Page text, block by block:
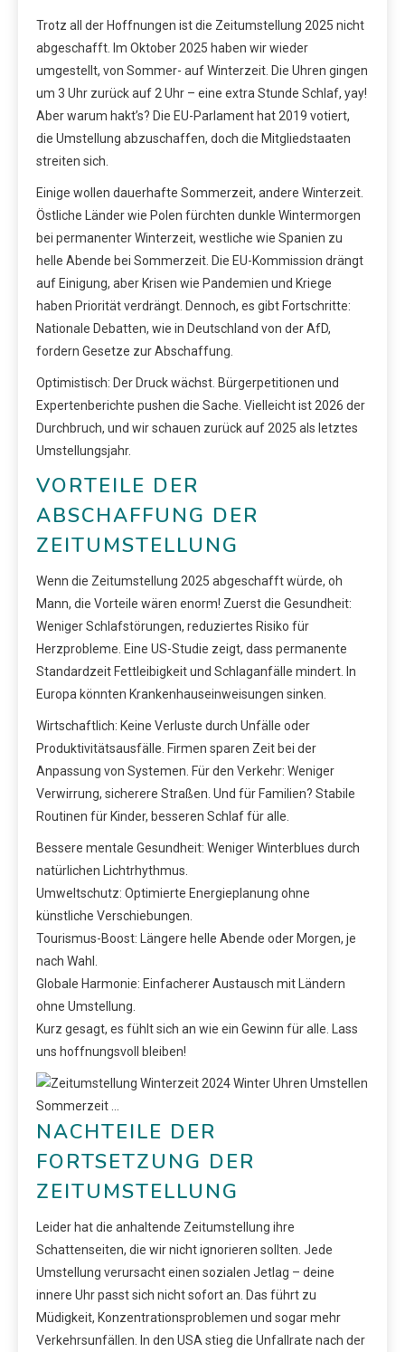
Trotz all der Hoffnungen ist die Zeitumstellung 2025 nicht
abgeschafft. Im Oktober 2025 haben wir wieder
umgestellt, von Sommer- auf Winterzeit. Die Uhren gingen
um 3 Uhr zurück auf 2 Uhr – eine extra Stunde Schlaf, yay!
Aber warum hakt’s? Die EU-Parlament hat 2019 votiert,
die Umstellung abzuschaffen, doch die Mitgliedstaaten
streiten sich.
Einige wollen dauerhafte Sommerzeit, andere Winterzeit.
Östliche Länder wie Polen fürchten dunkle Wintermorgen
bei permanenter Winterzeit, westliche wie Spanien zu
helle Abende bei Sommerzeit. Die EU-Kommission drängt
auf Einigung, aber Krisen wie Pandemien und Kriege
haben Priorität verdrängt. Dennoch, es gibt Fortschritte:
Nationale Debatten, wie in Deutschland von der AfD,
fordern Gesetze zur Abschaffung.
Optimistisch: Der Druck wächst. Bürgerpetitionen und
Expertenberichte pushen die Sache. Vielleicht ist 2026 der
Durchbruch, und wir schauen zurück auf 2025 als letztes
Umstellungsjahr.
VORTEILE DER
ABSCHAFFUNG DER
ZEITUMSTELLUNG
Wenn die Zeitumstellung 2025 abgeschafft würde, oh
Mann, die Vorteile wären enorm! Zuerst die Gesundheit:
Weniger Schlafstörungen, reduziertes Risiko für
Herzprobleme. Eine US-Studie zeigt, dass permanente
Standardzeit Fettleibigkeit und Schlaganfälle mindert. In
Europa könnten Krankenhauseinweisungen sinken.
Wirtschaftlich: Keine Verluste durch Unfälle oder
Produktivitätsausfälle. Firmen sparen Zeit bei der
Anpassung von Systemen. Für den Verkehr: Weniger
Verwirrung, sicherere Straßen. Und für Familien? Stabile
Routinen für Kinder, besseren Schlaf für alle.
Bessere mentale Gesundheit: Weniger Winterblues durch
natürlichen Lichtrhythmus.
Umweltschutz: Optimierte Energieplanung ohne
künstliche Verschiebungen.
Tourismus-Boost: Längere helle Abende oder Morgen, je
nach Wahl.
Globale Harmonie: Einfacherer Austausch mit Ländern
ohne Umstellung.
Kurz gesagt, es fühlt sich an wie ein Gewinn für alle. Lass
uns hoffnungsvoll bleiben!
NACHTEILE DER
FORTSETZUNG DER
ZEITUMSTELLUNG
Leider hat die anhaltende Zeitumstellung ihre
Schattenseiten, die wir nicht ignorieren sollten. Jede
Umstellung verursacht einen sozialen Jetlag – deine
innere Uhr passt sich nicht sofort an. Das führt zu
Müdigkeit, Konzentrationsproblemen und sogar mehr
Verkehrsunfällen. In den USA stieg die Unfallrate nach der